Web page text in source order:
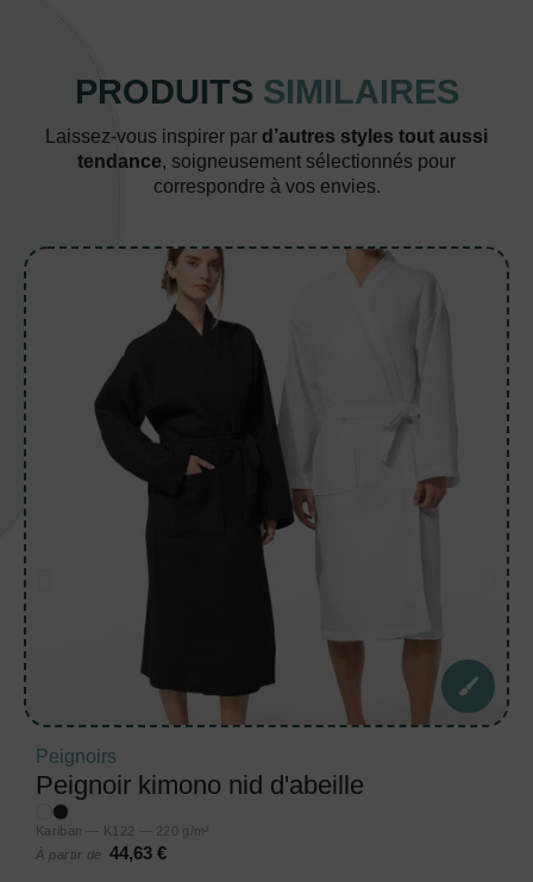
PRODUITS SIMILAIRES
Laissez-vous inspirer par d’autres styles tout aussi
tendance, soigneusement sélectionnés pour
correspondre à vos envies.
Peignoirs
Peignoir kimono nid d'abeille
Kariban — K122 — 220 g/m²
À partir de
44,63 €